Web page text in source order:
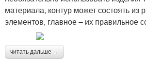
материала, контур может состоять из
элементов, главное – их правильное
читать дальше →